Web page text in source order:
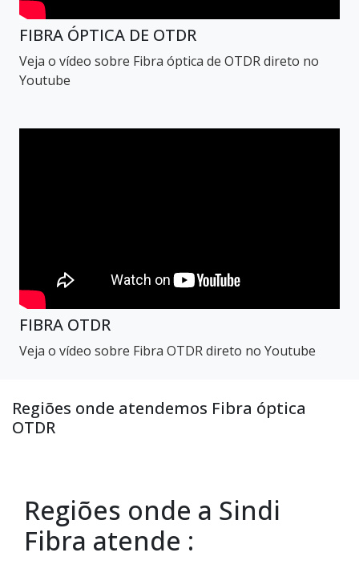
FIBRA ÓPTICA DE OTDR
Veja o vídeo sobre Fibra óptica de OTDR direto no
Youtube
FIBRA OTDR
Veja o vídeo sobre Fibra OTDR direto no Youtube
Regiões onde atendemos Fibra óptica
OTDR
Regiões onde a Sindi
Fibra atende :